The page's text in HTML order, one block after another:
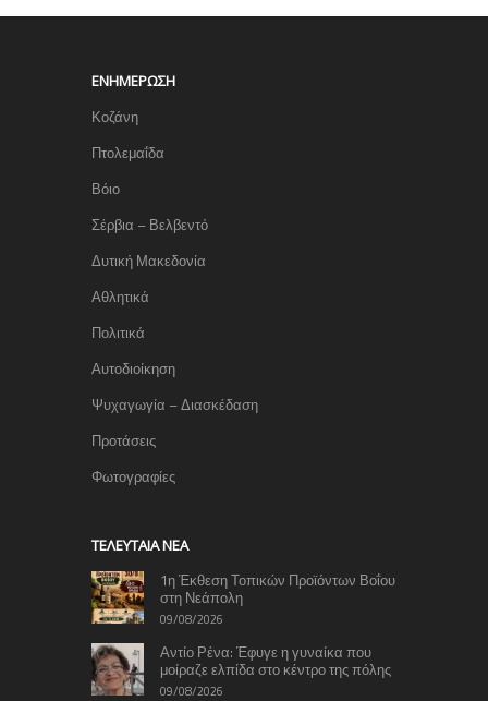
ΕΝΗΜΈΡΩΣΗ
Κοζάνη
Πτολεμαΐδα
Βόιο
Σέρβια – Βελβεντό
Δυτική Μακεδονία
Αθλητικά
Πολιτικά
Αυτοδιοίκηση
Ψυχαγωγία – Διασκέδαση
Προτάσεις
Φωτογραφίες
TΕΛΕΥΤΑΊΑ ΝΈΑ
1η Έκθεση Τοπικών Προϊόντων Βοΐου
στη Νεάπολη
09/08/2026
Αντίο Ρένα: Έφυγε η γυναίκα που
μοίραζε ελπίδα στο κέντρο της πόλης
09/08/2026